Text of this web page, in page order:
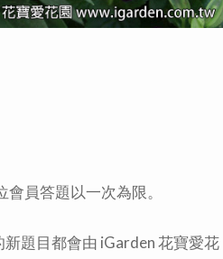
會員答題以一次為限。
題目都會由 iGarden 花寶愛花